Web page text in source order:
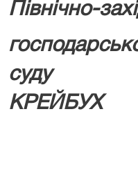
Північно-
КРЕЙБУХ